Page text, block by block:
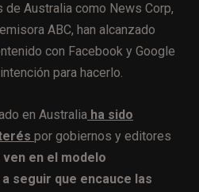
Australia como News Corp,
ABC, han alcanzado
con Facebook y Google
para hacerlo.
en Australia ha sido
por gobiernos y editores
ven en el modelo
seguir que encauce las